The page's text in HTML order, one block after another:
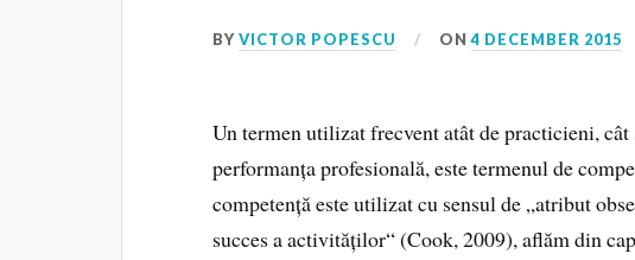
BYVICTOR POPESCU ON4 DECEMBER 2015
Un termen utilizat frecvent atât de practicieni,
performanța profesională, este termenul de
competență este utilizat cu sensul de „atribut
succes a activităților“ (Cook, 2009), aflăm din